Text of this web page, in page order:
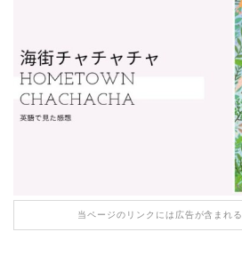
当ページのリンクには広告が含まれ